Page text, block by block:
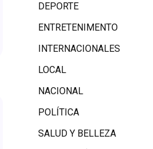
DEPORTE
ENTRETENIMENTO
INTERNACIONALES
LOCAL
NACIONAL
POLÍTICA
SALUD Y BELLEZA